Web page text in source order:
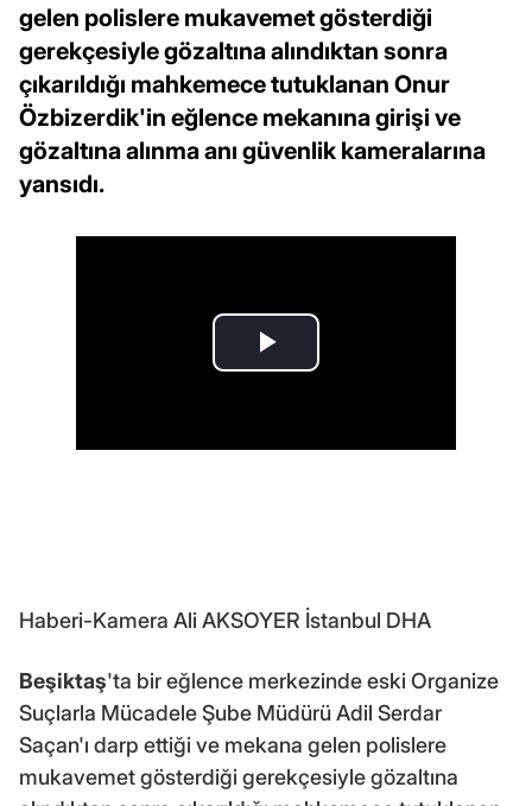
gelen polislere mukavemet gösterdiği
gerekçesiyle gözaltına alındıktan sonra
çıkarıldığı mahkemece tutuklanan Onur
Özbizerdik'in eğlence mekanına girişi ve
gözaltına alınma anı güvenlik kameralarına
yansıdı.
Haberi-Kamera Ali AKSOYER İstanbul DHA
Beşiktaş'ta bir eğlence merkezinde eski Organize
Suçlarla Mücadele Şube Müdürü Adil Serdar
Saçan'ı darp ettiği ve mekana gelen polislere
mukavemet gösterdiği gerekçesiyle gözaltına